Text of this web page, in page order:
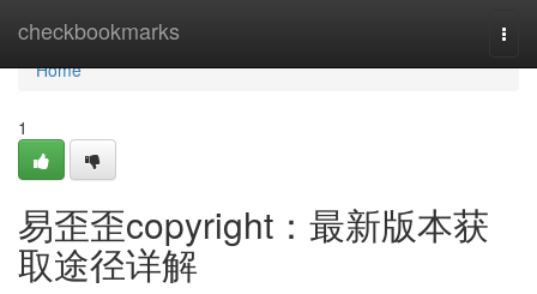
checkbookmarks
Home
Home
1
易歪歪copyright：最新版本获
取途径详解